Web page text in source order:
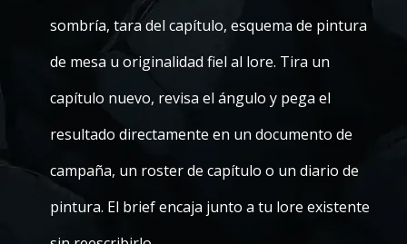
sombría, tara del capítulo, esquema de pintura
de mesa u originalidad fiel al lore. Tira un
capítulo nuevo, revisa el ángulo y pega el
resultado directamente en un documento de
campaña, un roster de capítulo o un diario de
pintura. El brief encaja junto a tu lore existente